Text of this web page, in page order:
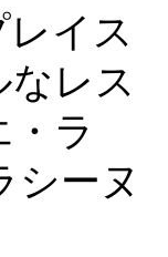
イス
レス
ラ
シーヌ